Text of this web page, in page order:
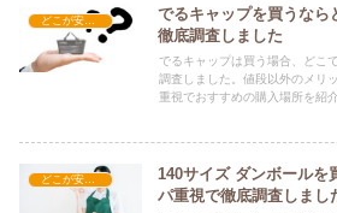
でるキャップを買うなら
徹底調査しました
でるキャップは買う場合、どこ
調査しました。値段以外のメリ
重視でおすすめの購入場所を紹介
どこが安い？-雑貨
140サイズ ダンボールを
パ重視で徹底調査しまし